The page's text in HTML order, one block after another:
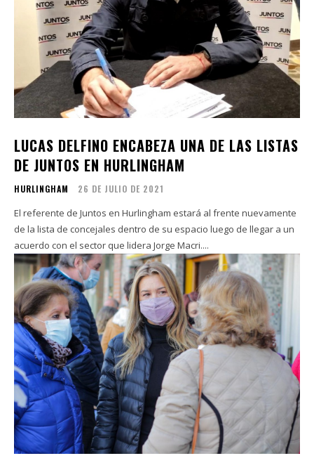
LUCAS DELFINO ENCABEZA UNA DE LAS LISTAS
DE JUNTOS EN HURLINGHAM
HURLINGHAM 26 DE JULIO DE 2021
El referente de Juntos en Hurlingham estará al frente nuevamente
de la lista de concejales dentro de su espacio luego de llegar a un
acuerdo con el sector que lidera Jorge Macri....